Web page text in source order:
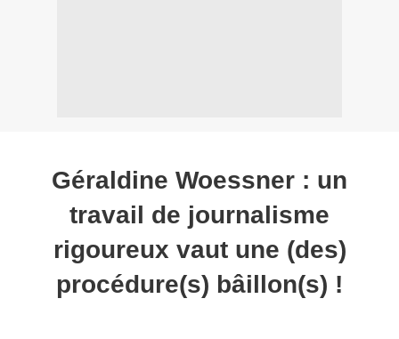
Géraldine Woessner : un
travail de journalisme
rigoureux vaut une (des)
procédure(s) bâillon(s) !